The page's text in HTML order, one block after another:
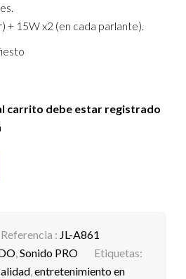
+ 15W x2 (en cada parlante).
carrito debe estar registrado
Referencia : JL-A861
,Sonido PRO
Etiquetas:
,entretenimiento en